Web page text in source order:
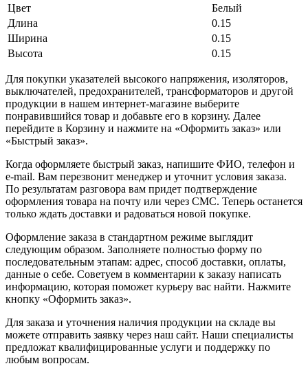
Цвет
Белый
Длина
0.15
Ширина
0.15
Высота
0.15
Для покупки указателей высокого напряжения, изоляторов,
выключателей, предохранителей, трансформаторов и другой
продукции в нашем интернет-магазине выберите
понравившийся товар и добавьте его в корзину. Далее
перейдите в Корзину и нажмите на «Оформить заказ» или
«Быстрый заказ».
Когда оформляете быстрый заказ, напишите ФИО, телефон и
e-mail. Вам перезвонит менеджер и уточнит условия заказа.
По результатам разговора вам придет подтверждение
оформления товара на почту или через СМС. Теперь останется
только ждать доставки и радоваться новой покупке.
Оформление заказа в стандартном режиме выглядит
следующим образом. Заполняете полностью форму по
последовательным этапам: адрес, способ доставки, оплаты,
данные о себе. Советуем в комментарии к заказу написать
информацию, которая поможет курьеру вас найти. Нажмите
кнопку «Оформить заказ».
Для заказа и уточнения наличия продукции на складе вы
можете отправить заявку через наш сайт. Наши специалисты
предложат квалифицированные услуги и поддержку по
любым вопросам.